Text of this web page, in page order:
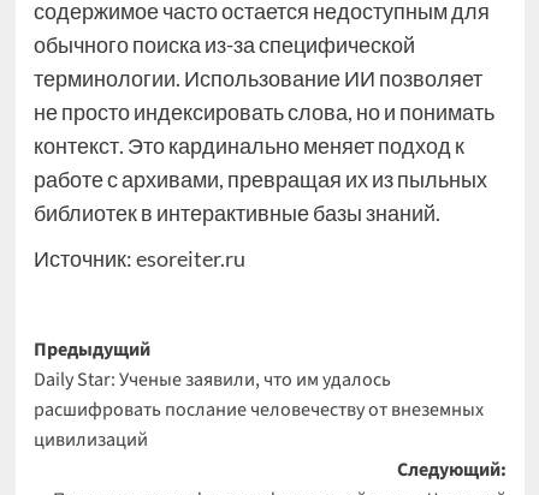
содержимое часто остается недоступным для
обычного поиска из-за специфической
терминологии. Использование ИИ позволяет
не просто индексировать слова, но и понимать
контекст. Это кардинально меняет подход к
работе с архивами, превращая их из пыльных
библиотек в интерактивные базы знаний.
Источник:esoreiter.ru
Навигация
записи
Предыдущий
Daily Star: Ученые заявили, что им удалось
расшифровать послание человечеству от внеземных
цивилизаций
Следующий: